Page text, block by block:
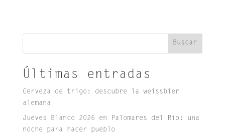
Buscar
Últimas entradas
Cerveza de trigo: descubre la weissbier
alemana
Jueves Blanco 2026 en Palomares del Río: una
noche para hacer pueblo